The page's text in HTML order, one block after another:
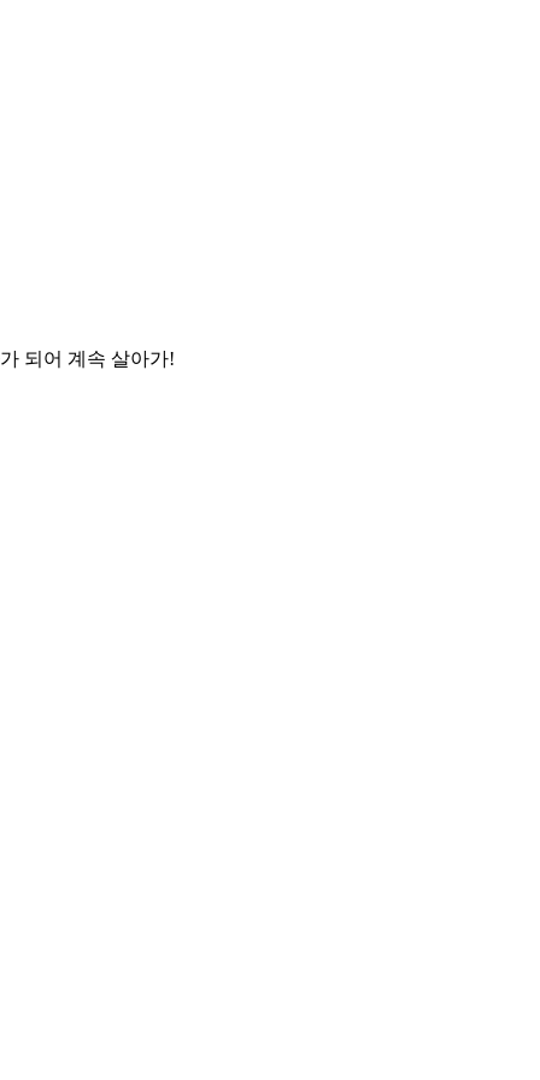
되어 계속 살아가!